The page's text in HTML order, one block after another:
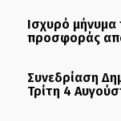
Ισχυρό μήνυμα
προσφοράς
Συνεδρίαση
Τρίτη 4